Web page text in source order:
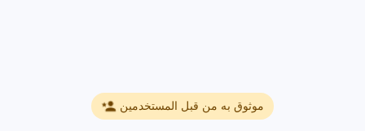
موثوق به من قبل المستخدمين